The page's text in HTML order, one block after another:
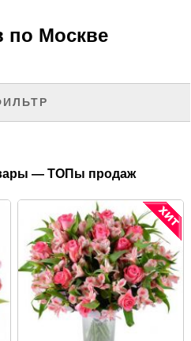
по Москве
— ТОПы продаж